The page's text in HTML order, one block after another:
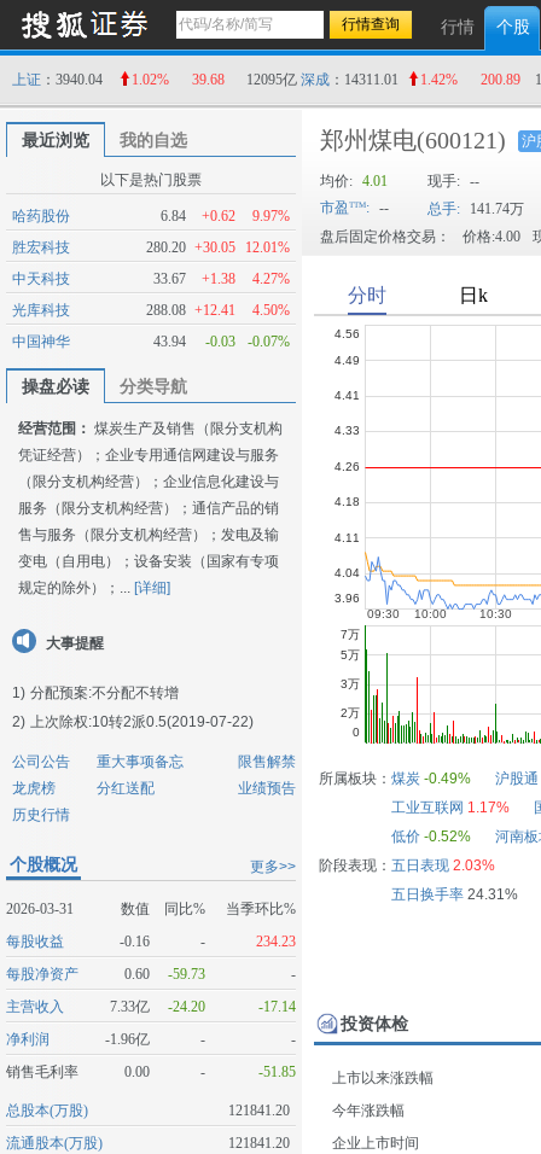
行情 个股
上证 ：3940.04 1.02% 39.68 12095亿 深成 ：14311.01 1.42% 200.89
最近浏览 我的自选
以下是热门股票
哈药股份 6.84 +0.62
9.97%
胜宏科技
280.20 +30.05
12.01%
中天科技
33.67 +1.38
4.27%
光库科技
288.08 +12.41
4.50%
中国神华
43.94 -0.03 -0.07%
操盘必读 分类导航
经营范围： 煤炭生产及销售（限分支机构
凭证经营）；企业专用通信网建设与服务
（限分支机构经营）；企业信息化建设与
服务（限分支机构经营）；通信产品的销
售与服务（限分支机构经营）；发电及输
变电（自用电）；设备安装（国家有专项
规定的除外）；... [详细]
大事提醒
1) 分配预案:不分配不转增
2) 上次除权:10转2派0.5(2019-07-22)
公司公告 重大事项备忘
限售解禁
龙虎榜
分红送配
业绩预告
历史行情
更多>>
个股概况
2026-03-31 数值 同比%
当季环比%
每股收益
-0.16 -
234.23
每股净资产
0.60 -59.73
-
主营收入
7.33亿 -24.20
-17.14
净利润
-1.96亿 -
-
销售毛利率
0.00 - -51.85
总股本(万股)
121841.20
流通股本(万股)
121841.20
郑州煤电(600121) 沪
均价: 4.01 现手: --
市盈
: -- 总手:
141.74万
盘后固定价格交易：
价格:4.00
所属板块： 煤炭 -0.49%
沪股通
工业互联网 1.17%
低价 -0.52%
河南板
阶段表现： 五日表现 2.03%
五日换手率24.31%
投资体检
上市以来涨跌幅
今年涨跌幅
企业上市时间